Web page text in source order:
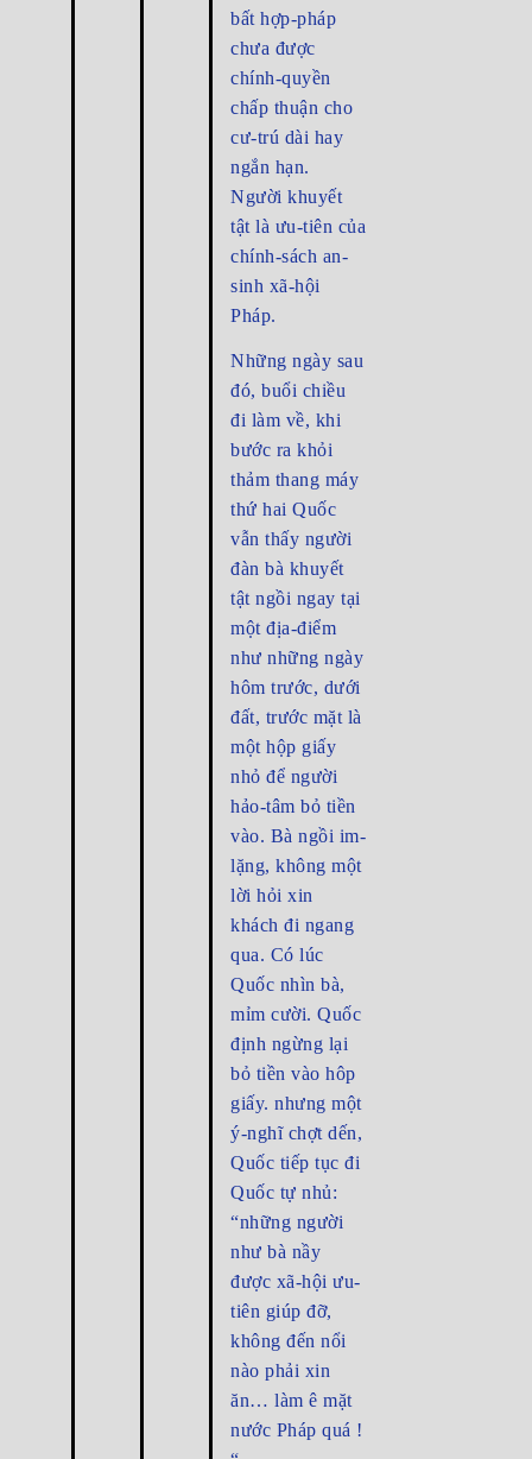
bất hợp-pháp
chưa được
chính-quyền
chấp thuận cho
cư-trú dài hay
ngắn hạn.
Người khuyết
tật là ưu-tiên của
chính-sách an-
sinh xã-hội
Pháp.
Những ngày sau
đó, buổi chiều
đi làm về, khi
bước ra khỏi
thảm thang máy
thứ hai Quốc
vẫn thấy người
đàn bà khuyết
tật ngồi ngay tại
một địa-điểm
như những ngày
hôm trước, dưới
đất, trước mặt là
một hộp giấy
nhỏ để người
hảo-tâm bỏ tiền
vào. Bà ngồi im-
lặng, không một
lời hỏi xin
khách đi ngang
qua. Có lúc
Quốc nhìn bà,
mỉm cười. Quốc
định ngừng lại
bỏ tiền vào hôp
giấy. nhưng một
ý-nghĩ chợt dến,
Quốc tiếp tục đi
Quốc tự nhủ:
“những người
như bà nầy
được xã-hội ưu-
tiên giúp đỡ,
không đến nổi
nào phải xin
ăn… làm ê mặt
nước Pháp quá !